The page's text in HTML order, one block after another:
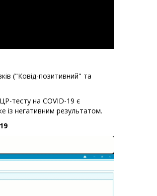
("Ковід-позитивний" та
тесту на COVID-19 є
із негативним результатом.